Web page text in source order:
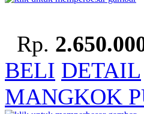
Rp.
BELI DETAIL
MANGKOK